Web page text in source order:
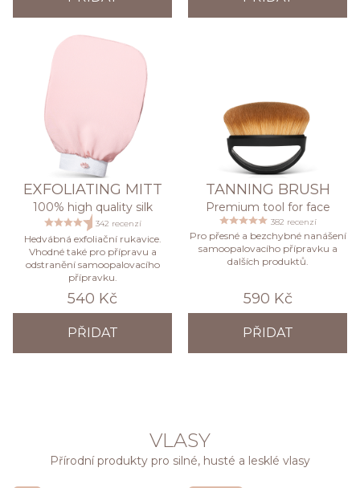
EXFOLIATING MITT
100% high quality silk
342 recenzí
Hedvábná exfoliační rukavice.
Vhodné také pro přípravu a
odstranění samoopalovacího
přípravku.
540 Kč
PŘIDAT
TANNING BRUSH
Premium tool for face
382 recenzí
Pro přesné a bezchybné nanášení
samoopalovacího přípravku a
dalších produktů.
590 Kč
PŘIDAT
VLASY
Přírodní produkty pro silné, husté a lesklé vlasy